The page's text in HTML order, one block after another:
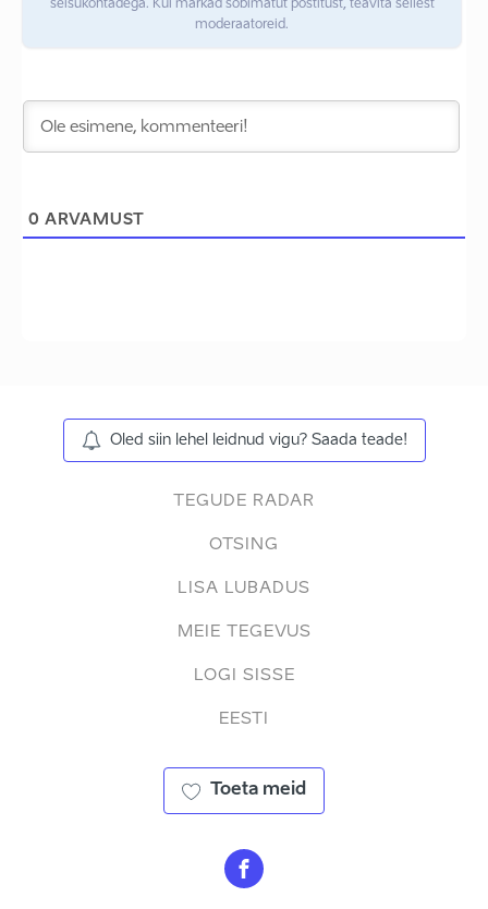
seisukohtadega. Kui märkad sobimatut postitust, teavita sellest
moderaatoreid.
0 ARVAMUST
Oled siin lehel leidnud vigu? Saada teade!
TEGUDE RADAR
OTSING
LISA LUBADUS
MEIE TEGEVUS
LOGI SISSE
EESTI
Toeta meid